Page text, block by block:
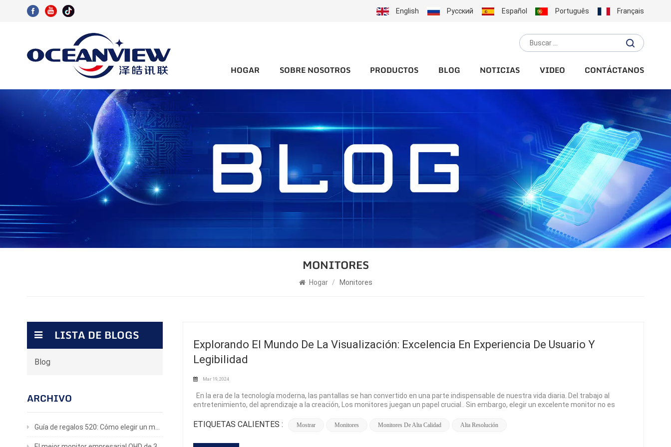
English Русский Español Português Français
HOGAR SOBRE NOSOTROS PRODUCTOS BLOG NOTICIAS VIDEO CONTÁCTANOS
MONITORES
Hogar / Monitores
Explorando El Mundo De La Visualización: Excelencia En Experiencia De Usuario Y
Legibilidad
Mar 19, 2024
En la era de la tecnología moderna, las pantallas se han convertido en una parte indispensable de nuestra vida diaria. Del trabajo al
entretenimiento, del aprendizaje a la creación, Los monitores juegan un papel crucial.. Sin embargo, elegir un excelente monitor no es
usuario y legibilidad? Este artículo profundizará en las ventajas, el análisis comparativo y las preocupaciones de los usuarios de las
ETIQUETAS CALIENTES : Mostrar Monitores Monitores De Alta Calidad Alta Resolución
LISTA DE BLOGS
Blog
ARCHIVO
Guía de regalos 520: Cómo elegir un monitor para juegos que realmente le encantará.